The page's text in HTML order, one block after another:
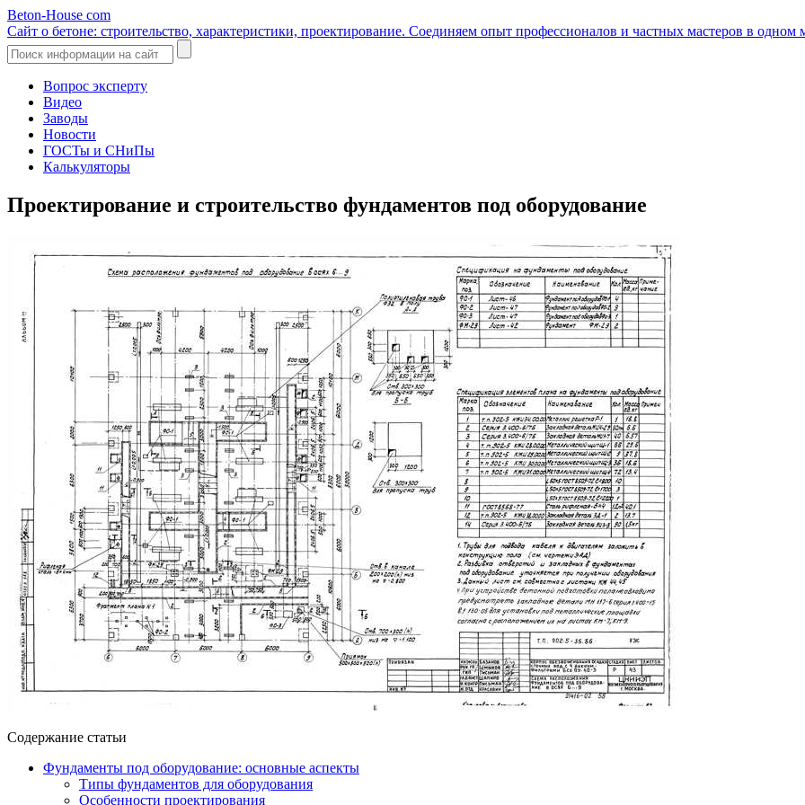
Beton-House com
Сайт о бетоне: строительство, характеристики, проектирование. Соединяем опыт профессионалов и частных мастеров в одном
Вопрос эксперту
Видео
Заводы
Новости
ГОСТы и СНиПы
Калькуляторы
Проектирование и строительство фундаментов под оборудование
Содержание статьи
Фундаменты под оборудование: основные аспекты
Типы фундаментов для оборудования
Особенности проектирования